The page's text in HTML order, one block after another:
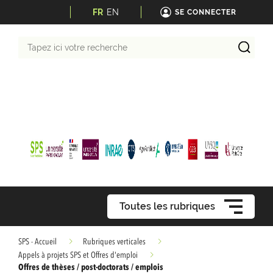
FR EN SE CONNECTER
Toutes les rubriques
SPS - Accueil
Rubriques verticales
Appels à projets SPS et Offres d'emploi
Offres de thèses / post-doctorats / emplois